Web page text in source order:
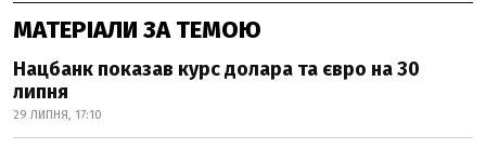
МАТЕРІАЛИ ЗА ТЕМОЮ
Нацбанк показав курс долара та євро на 30
липня
29 ЛИПНЯ, 17:10